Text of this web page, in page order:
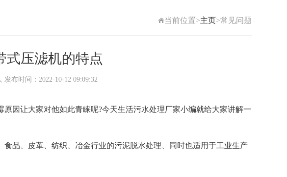
当前位置>主页>常见问题
式压滤机的特点
发布时间：2022-10-12 09:09:32
让大家对他如此青睐呢?今天生活污水处理厂家小编就给大家讲解一
、皮革、纺织、冶金行业的污泥脱水处理、同时也适用于工业生产